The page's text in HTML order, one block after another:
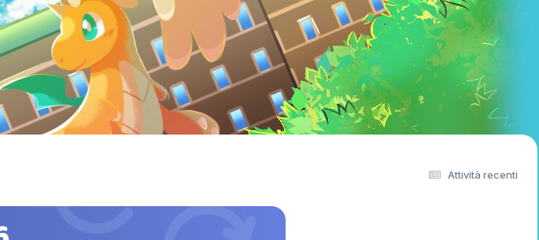
Attività recenti